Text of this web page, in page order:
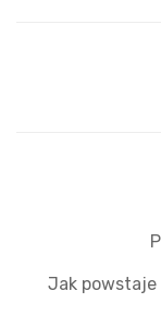
Jak powstaje